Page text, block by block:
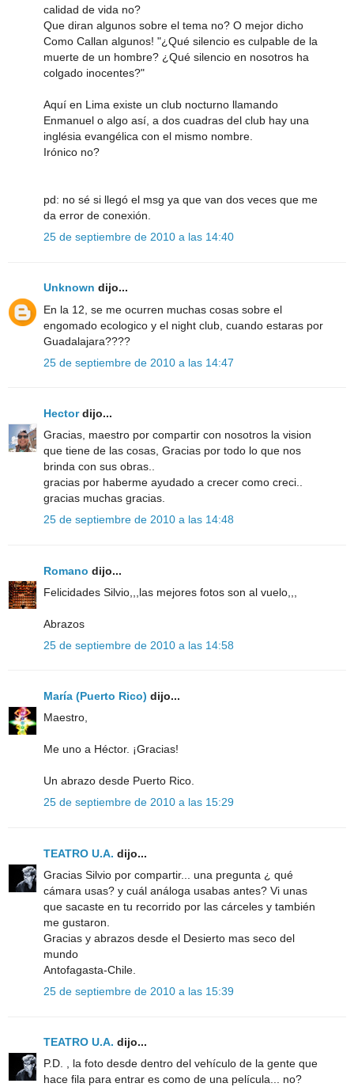
calidad de vida no?
Que diran algunos sobre el tema no? O mejor dicho
Como Callan algunos! "¿Qué silencio es culpable de la
muerte de un hombre? ¿Qué silencio en nosotros ha
colgado inocentes?"
Aquí en Lima existe un club nocturno llamando
Enmanuel o algo así, a dos cuadras del club hay una
inglésia evangélica con el mismo nombre.
Irónico no?
pd: no sé si llegó el msg ya que van dos veces que me
da error de conexión.
25 de septiembre de 2010 a las 14:40
Unknown dijo...
En la 12, se me ocurren muchas cosas sobre el
engomado ecologico y el night club, cuando estaras por
Guadalajara????
25 de septiembre de 2010 a las 14:47
Hectordijo...
Gracias, maestro por compartir con nosotros la vision
que tiene de las cosas, Gracias por todo lo que nos
brinda con sus obras..
gracias por haberme ayudado a crecer como creci..
gracias muchas gracias.
25 de septiembre de 2010 a las 14:48
Romano dijo...
Felicidades Silvio,,,las mejores fotos son al vuelo,,,
Abrazos
25 de septiembre de 2010 a las 14:58
María (Puerto Rico) dijo...
Maestro,
Me uno a Héctor. ¡Gracias!
Un abrazo desde Puerto Rico.
25 de septiembre de 2010 a las 15:29
TEATRO U.A. dijo...
Gracias Silvio por compartir... una pregunta ¿ qué
cámara usas? y cuál análoga usabas antes? Vi unas
que sacaste en tu recorrido por las cárceles y también
me gustaron.
Gracias y abrazos desde el Desierto mas seco del
mundo
Antofagasta-Chile.
25 de septiembre de 2010 a las 15:39
TEATRO U.A. dijo...
P.D. , la foto desde dentro del vehículo de la gente que
hace fila para entrar es como de una película... no?